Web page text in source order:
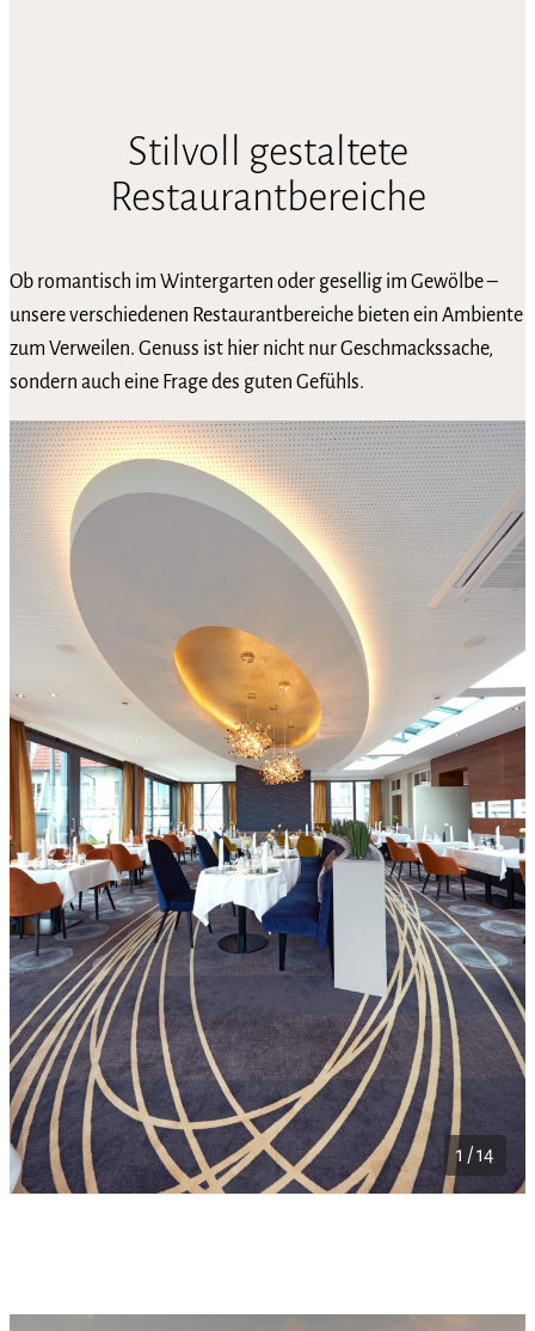
Stilvoll gestaltete
Restaurantbereiche
Ob romantisch im Wintergarten oder gesellig im Gewölbe –
unsere verschiedenen Restaurantbereiche bieten ein Ambiente
zum Verweilen. Genuss ist hier nicht nur Geschmackssache,
sondern auch eine Frage des guten Gefühls.
1 / 14